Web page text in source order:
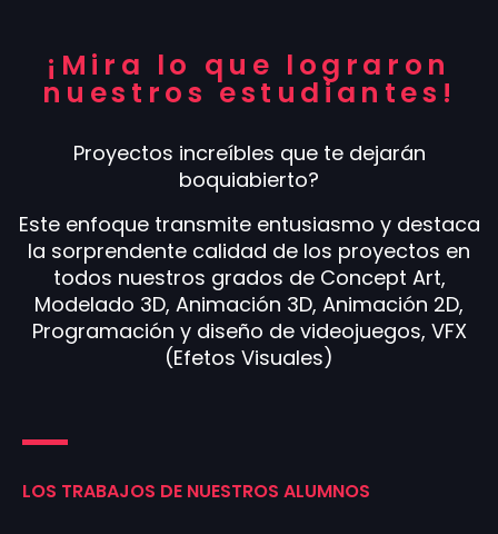
¡Mira lo que lograron
nuestros estudiantes!
Proyectos increíbles que te dejarán
boquiabierto?
Este enfoque transmite entusiasmo y destaca
la sorprendente calidad de los proyectos en
todos nuestros grados de Concept Art,
Modelado 3D, Animación 3D, Animación 2D,
Programación y diseño de videojuegos, VFX
(Efetos Visuales)
LOS TRABAJOS DE NUESTROS ALUMNOS